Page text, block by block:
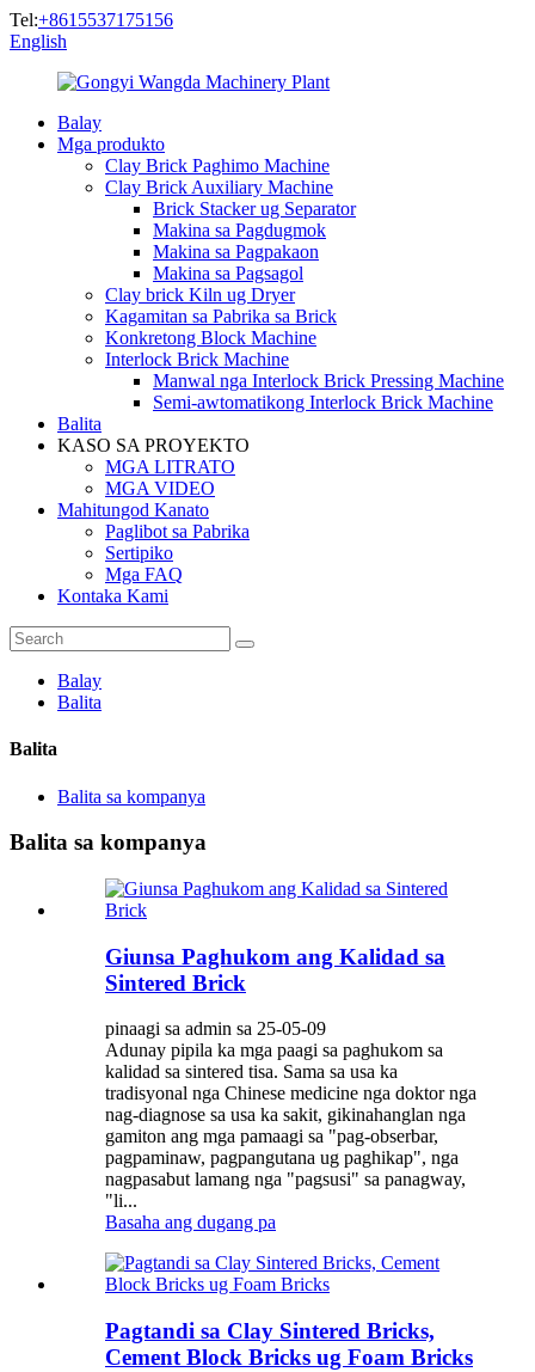
Tel:+8615537175156
English
Balay
Mga produkto
Clay Brick Paghimo Machine
Clay Brick Auxiliary Machine
Brick Stacker ug Separator
Makina sa Pagdugmok
Makina sa Pagpakaon
Makina sa Pagsagol
Clay brick Kiln ug Dryer
Kagamitan sa Pabrika sa Brick
Konkretong Block Machine
Interlock Brick Machine
Manwal nga Interlock Brick Pressing Machine
Semi-awtomatikong Interlock Brick Machine
Balita
KASO SA PROYEKTO
MGA LITRATO
MGA VIDEO
Mahitungod Kanato
Paglibot sa Pabrika
Sertipiko
Mga FAQ
Kontaka Kami
Balay
Balita
Balita
Balita sa kompanya
Balita sa kompanya
Giunsa Paghukom ang Kalidad sa
Sintered Brick
pinaagi sa admin sa 25-05-09
Adunay pipila ka mga paagi sa paghukom sa
kalidad sa sintered tisa. Sama sa usa ka
tradisyonal nga Chinese medicine nga doktor nga
nag-diagnose sa usa ka sakit, gikinahanglan nga
gamiton ang mga pamaagi sa "pag-obserbar,
pagpaminaw, pagpangutana ug paghikap", nga
nagpasabut lamang nga "pagsusi" sa panagway,
"li...
Basaha ang dugang pa
Pagtandi sa Clay Sintered Bricks,
Cement Block Bricks ug Foam Bricks